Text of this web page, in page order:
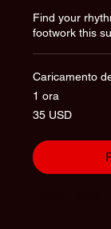
Find your
footwork this
Caricamento
1 ora
35
dollari
35 USD